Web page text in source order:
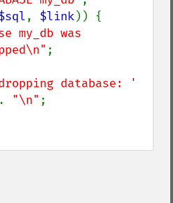
, $link)) {
my_db was
;
"\n" ;